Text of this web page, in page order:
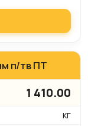
п/тв ПТ
1 410.00
кг